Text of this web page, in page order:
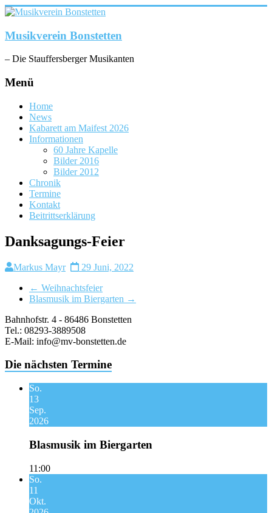
Zum
springen
Musikverein Bonstetten
– Die Stauffersberger Musikanten
Menü
Home
News
Kabarett am Maifest 2026
Informationen
60 Jahre Kapelle
Bilder 2016
Bilder 2012
Chronik
Termine
Kontakt
Beitrittserklärung
Danksagungs-Feier
Markus Mayr
29 Juni, 2022
← Weihnachtsfeier
Blasmusik im Biergarten →
Bahnhofstr. 4 - 86486 Bonstetten
Tel.: 08293-3889508
E-Mail: info@mv-bonstetten.de
Die nächsten Termine
So.
13
Sep.
2026
Blasmusik im Biergarten
11:00
So.
11
Okt.